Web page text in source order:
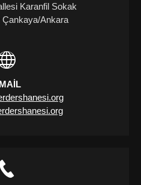
Karanfil Sokak
Çankaya/Ankara